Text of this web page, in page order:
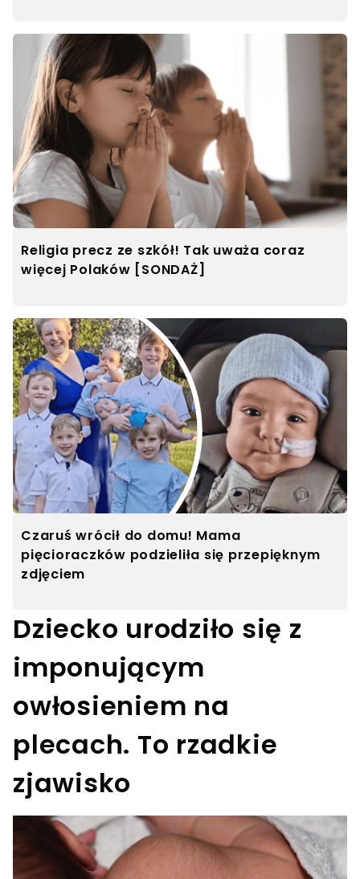
Religia precz ze szkół! Tak uważa coraz
więcej Polaków [SONDAŻ]
Czaruś wrócił do domu! Mama
pięcioraczków podzieliła się przepięknym
zdjęciem
Dziecko urodziło się z
imponującym
owłosieniem na
plecach. To rzadkie
zjawisko